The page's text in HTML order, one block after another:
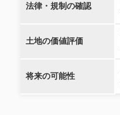
法律・規制の確認
土地の価値評価
将来の可能性